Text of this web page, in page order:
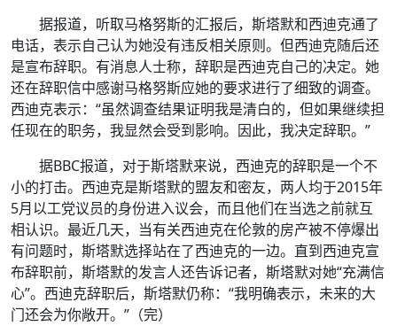
据报道，听取马格努斯的汇报后，斯塔默和西迪克通了
电话，表示自己认为她没有违反相关原则。但西迪克随后还
是宣布辞职。有消息人士称，辞职是西迪克自己的决定。她
还在辞职信中感谢马格努斯应她的要求进行了细致的调查。
西迪克表示：“虽然调查结果证明我是清白的，但如果继续担
任现在的职务，我显然会受到影响。因此，我决定辞职。”
据BBC报道，对于斯塔默来说，西迪克的辞职是一个不
小的打击。西迪克是斯塔默的盟友和密友，两人均于2015年
5月以工党议员的身份进入议会，而且他们在当选之前就互
相认识。最近几天，当有关西迪克在伦敦的房产被不停爆出
有问题时，斯塔默选择站在了西迪克的一边。直到西迪克宣
布辞职前，斯塔默的发言人还告诉记者，斯塔默对她“充满信
心”。西迪克辞职后，斯塔默仍称：“我明确表示，未来的大
门还会为你敞开。” （完）